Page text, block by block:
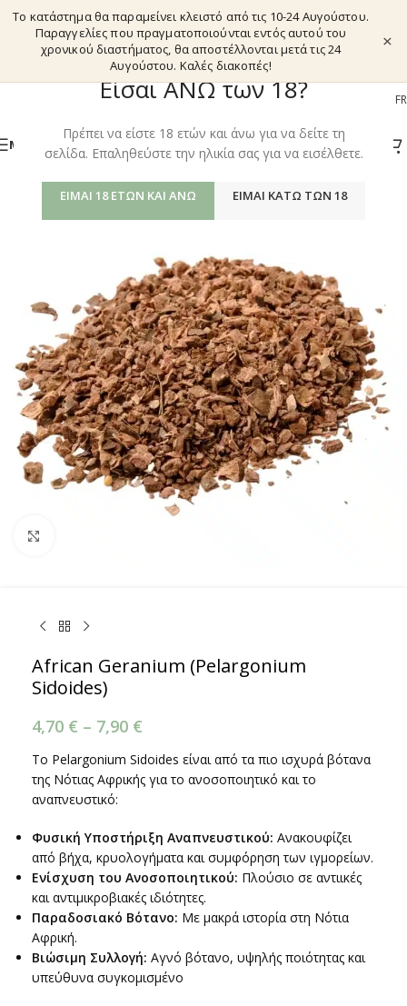
Είσαι ΑΝΩ των 18?
Πρέπει να είστε 18 ετών και άνω για να δείτε τη
σελίδα. Επαληθεύστε την ηλικία σας για να εισέλθετε.
ΕΊΜΑΙ 18 ΕΤΏΝ ΚΑΙ ΆΝΩ ΕΊΜΑΙ ΚΆΤΩ ΤΩΝ 18
Το κατάστημα θα παραμείνει κλειστό από τις 10-24 Αυγούστου.
Παραγγελίες που πραγματοποιούνται εντός αυτού του
χρονικού διαστήματος, θα αποστέλλονται μετά τις 24
Αυγούστου. Καλές διακοπές!
×
EL FR
ΜΕΝΟΎ
African Geranium (Pelargonium
Sidoides)
4,70 € – 7,90 €
Το Pelargonium Sidoides είναι από τα πιο ισχυρά βότανα
της Νότιας Αφρικής για το ανοσοποιητικό και το
αναπνευστικό:
Φυσική Υποστήριξη Αναπνευστικού: Ανακουφίζει
από βήχα, κρυολογήματα και συμφόρηση των ιγμορείων.
Ενίσχυση του Ανοσοποιητικού: Πλούσιο σε αντιικές
και αντιμικροβιακές ιδιότητες.
Παραδοσιακό Βότανο: Με μακρά ιστορία στη Νότια
Αφρική.
Βιώσιμη Συλλογή: Αγνό βότανο, υψηλής ποιότητας και
υπεύθυνα συγκομισμένο